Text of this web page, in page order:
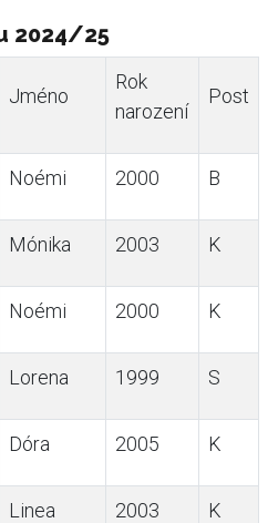
2024/25
Jméno
Rok
narození
Post
Noémi 2000 B
Mónika 2003 K
Noémi 2000 K
Lorena 1999 S
Dóra 2005 K
Linea 2003 K